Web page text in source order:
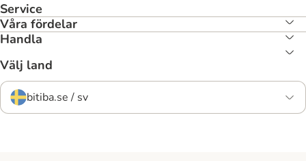
Service
Våra fördelar
Handla
Välj land
bitiba.se / sv